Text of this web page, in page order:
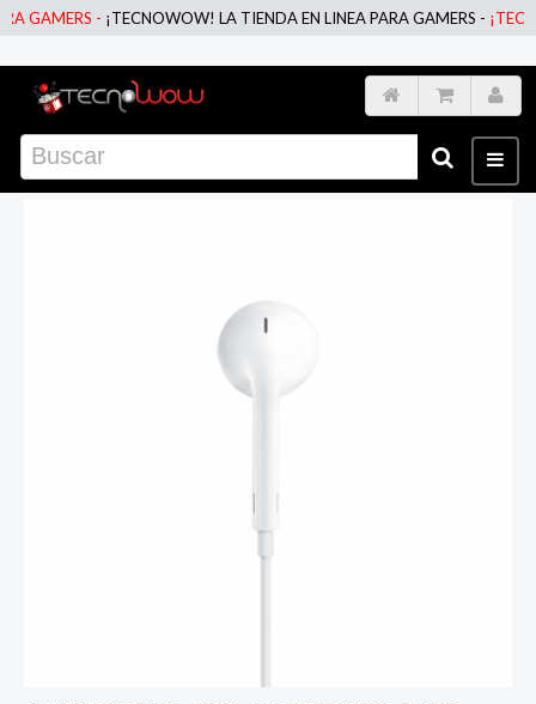
-¡TECNOWOW! LA TIENDA EN LINEA PARA GAMERS -